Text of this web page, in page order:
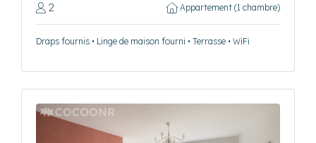
2 Appartement (1 chambre)
Draps fournis • Linge de maison fourni • Terrasse • WiFi